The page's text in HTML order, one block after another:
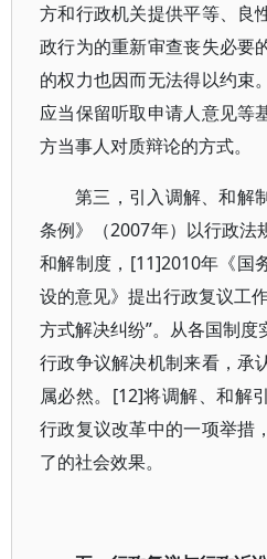
方和行政机关提供平等、良
政行为的重新审查丧失必要
的权力也因而无法得以约束
应当保留听取申请人意见等
方当事人对质辩论的方式。
第三，引入调解、和解
条例》（2007年）以行政法
和解制度，[11]2010年《国
设的意见》提出行政复议工
方式解决纠纷”。从各国制
行政争议解决机制来看，承
属必然。[12]将调解、和解
行政复议改革中的一项举措
了的社会效果。